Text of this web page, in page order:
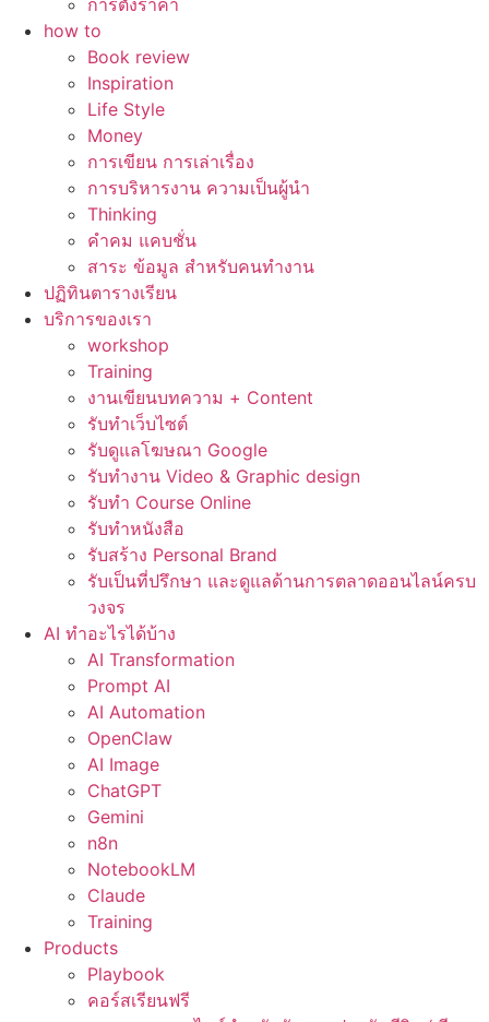
การตั้งราคา
how to
Book review
Inspiration
Life Style
Money
การเขียน การเล่าเรื่อง
การบริหารงาน ความเป็นผู้นำ
Thinking
คำคม แคบชั่น
สาระ ข้อมูล สำหรับคนทำงาน
ปฏิทินตารางเรียน
บริการของเรา
workshop
Training
งานเขียนบทความ + Content
รับทำเว็บไซต์
รับดูแลโฆษณา Google
รับทำงาน Video & Graphic design
รับทำ Course Online
รับทำหนังสือ
รับสร้าง Personal Brand
รับเป็นที่ปรึกษา และดูแลด้านการตลาดออนไลน์ครบ
วงจร
AI ทำอะไรได้บ้าง
AI Transformation
Prompt AI
AI Automation
OpenClaw
AI Image
ChatGPT
Gemini
n8n
NotebookLM
Claude
Training
Products
Playbook
คอร์สเรียนฟรี